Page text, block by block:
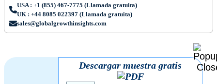
USA : +1 (855) 467-7775 (Llamada gratuita)
UK : +44 8085 022397 (Llamada gratuita)
sales@globalgrowthinsights.com
Descargar muestra gratis